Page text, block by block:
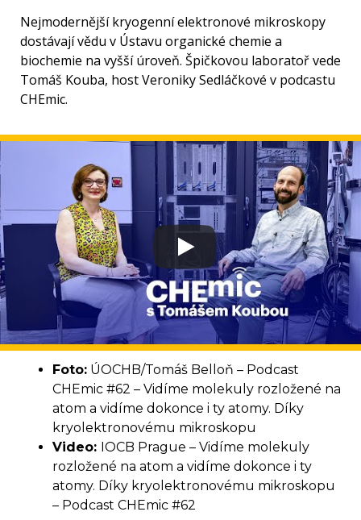
Nejmodernější kryogenní elektronové mikroskopy
dostávají vědu v Ústavu organické chemie a
biochemie na vyšší úroveň. Špičkovou laboratoř vede
Tomáš Kouba, host Veroniky Sedláčkové v podcastu
CHEmic.
Foto: ÚOCHB/Tomáš Belloň – Podcast
CHEmic #62 – Vidíme molekuly rozložené na
atom a vidíme dokonce i ty atomy. Díky
kryolektronovému mikroskopu
Video: IOCB Prague – Vidíme molekuly
rozložené na atom a vidíme dokonce i ty
atomy. Díky kryolektronovému mikroskopu
– Podcast CHEmic #62